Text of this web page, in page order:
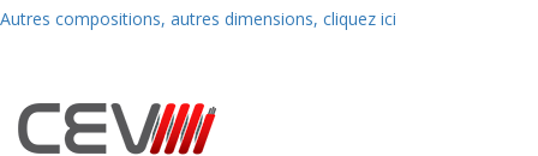
Autres compositions, autres dimensions, cliquez ici